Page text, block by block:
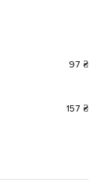
97 ₴
157 ₴